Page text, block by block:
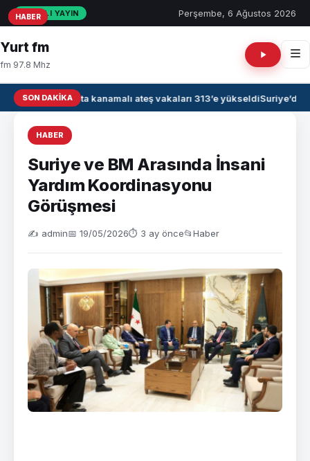
CANLI YAYIN Perşembe, 6 Ağustos 2026
Yurt fm
fm 97.8 Mhz
SON DAKIKAIrak’ta kanamalı ateş vakaları 313’e yükseldiSuriye’de
HABER
Suriye ve BM Arasında İnsani
Yardım Koordinasyonu
Görüşmesi
✍️ admin📅 19/05/2026⏱ 3 ay önce📂Haber
HABER
HABER
HABER